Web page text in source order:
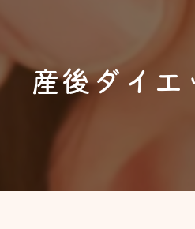
産後ダイエ